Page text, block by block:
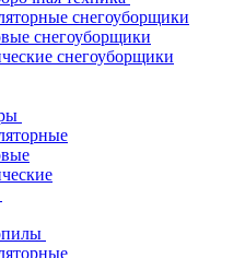
снегоуборщики
снегоуборщики
снегоуборщики